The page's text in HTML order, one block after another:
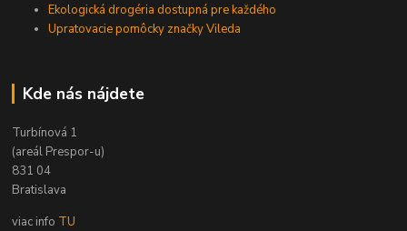
Ekologická drogéria dostupná pre každého
Upratovacie pomôcky značky Vileda
Kde nás nájdete
Turbínová 1
(areál Prespor-u)
831 04
Bratislava
viac info TU